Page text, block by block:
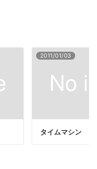
2011/01/03
タイムマシン